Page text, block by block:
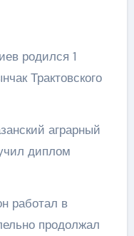
родился 1
Трактовского
аграрный
диплом
работал в
продолжал